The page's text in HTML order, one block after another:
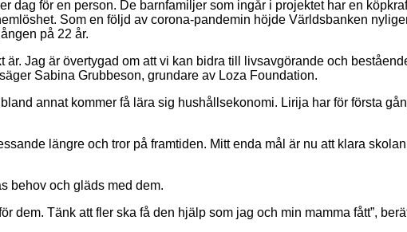
dag för en person. De barnfamiljer som ingår i projektet har en
Som en följd av corona-pandemin höjde Världsbanken
på 22 år.
Jag är övertygad om att vi kan bidra till livsavgörande och
Sabina Grubbeson, grundare av Loza Foundation.
annat kommer få lära sig hushållsekonomi. Lirija har för första
längre och tror på framtiden. Mitt enda mål är nu att klara
behov och gläds med dem.
dem. Tänk att fler ska få den hjälp som jag och min mamma fått”,